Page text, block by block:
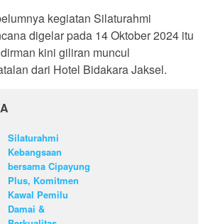
kegiatan Silaturahmi
digelar pada 14 Oktober 2024 itu
kini giliran muncul
dari Hotel Bidakara Jaksel.
Silaturahmi
Kebangsaan
bersama Cipayung
Plus, Komitmen
Kawal Pemilu
Damai &